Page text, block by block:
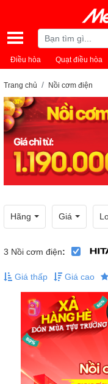
Điều hòa Quạt điều hòa
Trang chủ Nồi cơm điện
Hãng Giá
3 Nồi cơm điện:
Giá thấp Giá cao